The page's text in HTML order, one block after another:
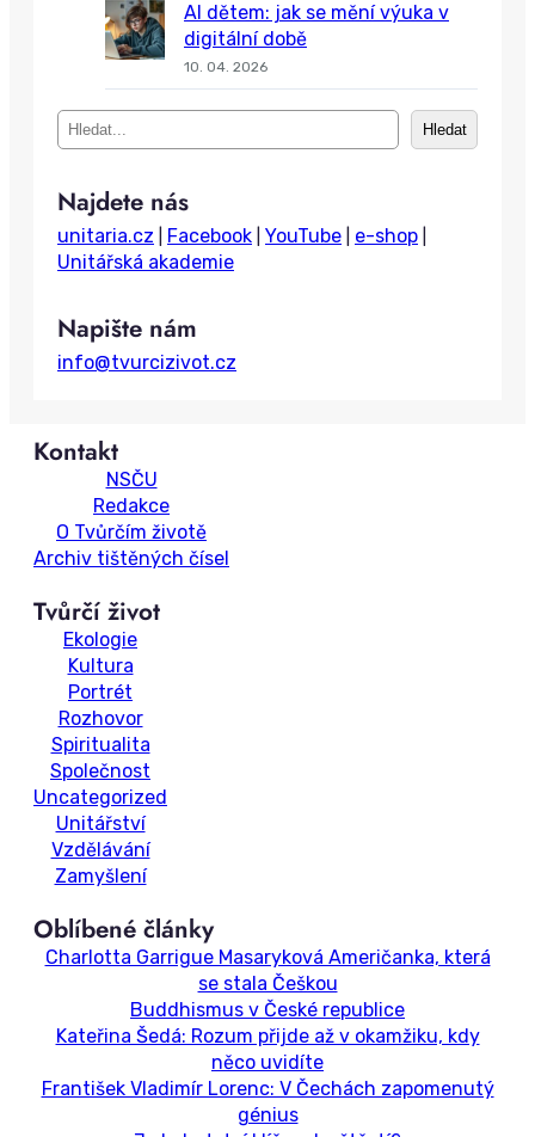
i
o
AI dětem: jak se mění výuka v
digitální době
10. 04. 2026
e
r
c
h
Hledat
Najdete nás
unitaria.cz Facebook YouTube e-shop
Unitářská akademie
Napište nám
info@tvurcizivot.cz
Kontakt
NSČU
Redakce
O Tvůrčím životě
Archiv tištěných čísel
Tvůrčí život
Ekologie
Kultura
Portrét
Rozhovor
Spiritualita
Společnost
Uncategorized
Unitářství
Vzdělávání
Zamyšlení
Oblíbené články
Charlotta Garrigue Masaryková Američanka, která
se stala Češkou
Buddhismus v České republice
Kateřina Šedá: Rozum přijde až v okamžiku, kdy
něco uvidíte
František Vladimír Lorenc: V Čechách zapomenutý
génius